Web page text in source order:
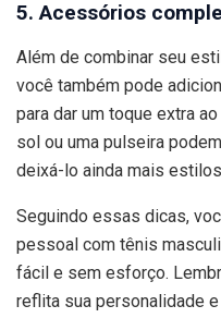
5. Acessórios
Além de combinar seu
você também pode
para dar um toque extra
sol ou uma pulseira
deixá-lo ainda mais
Seguindo essas dicas,
pessoal com tênis
fácil e sem esforço.
reflita sua personalidade